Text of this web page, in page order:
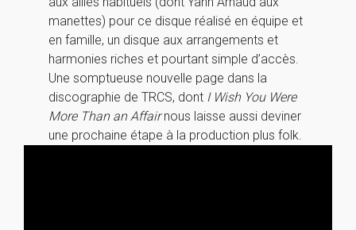
manettes) pour ce disque réalisé en équipe et
en famille, un disque aux arrangements et
harmonies riches et pourtant simple d’accès.
Une somptueuse nouvelle page dans la
discographie de TRCS, dont I Wish You Were
More Than an Affairnous laisse aussi deviner
une prochaine étape à la production plus folk.